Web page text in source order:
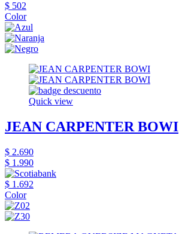
$ 502
Color
Quick view
JEAN CARPENTER BOWI
$ 2.690
$ 1.990
$ 1.692
Color